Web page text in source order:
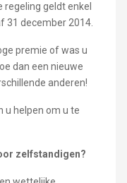
geldt enkel
31 december 2014.
premie of was u
dan een nieuwe
anderen!
u helpen om u te
zelfstandigen?